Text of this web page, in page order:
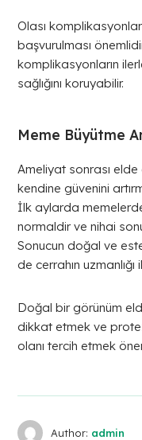
Olası
başvurulması
komplikasyonların
sağlığını koruyabilir.
Meme Büyütme
Ameliyat sonrası
kendine güvenini
İlk aylarda
normaldir ve nihai
Sonucun doğal ve
de cerrahın uzmanlığı
Doğal bir görünüm
dikkat etmek ve
olanı tercih etmek
Author: admin